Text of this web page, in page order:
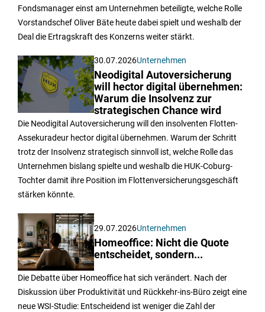
Fondsmanager einst am Unternehmen beteiligte, welche Rolle
Vorstandschef Oliver Bäte heute dabei spielt und weshalb der
Deal die Ertragskraft des Konzerns weiter stärkt.
30.07.2026Unternehmen
Neodigital Autoversicherung
will hector digital übernehmen:
Warum die Insolvenz zur
strategischen Chance wird
Die Neodigital Autoversicherung will den insolventen Flotten-
Assekuradeur hector digital übernehmen. Warum der Schritt
trotz der Insolvenz strategisch sinnvoll ist, welche Rolle das
Unternehmen bislang spielte und weshalb die HUK-Coburg-
Tochter damit ihre Position im Flottenversicherungsgeschäft
stärken könnte.
29.07.2026Unternehmen
Homeoffice: Nicht die Quote
entscheidet, sondern...
Die Debatte über Homeoffice hat sich verändert. Nach der
Diskussion über Produktivität und Rückkehr-ins-Büro zeigt eine
neue WSI-Studie: Entscheidend ist weniger die Zahl der